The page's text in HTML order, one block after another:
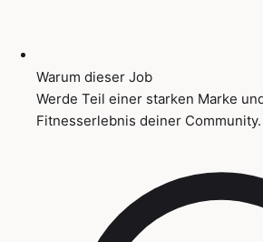
Warum dieser Job
Werde Teil einer starken Marke
Fitnesserlebnis deiner Community.